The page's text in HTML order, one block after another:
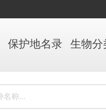
保护地名录 生物分